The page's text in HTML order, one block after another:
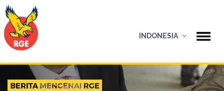
INDONESIA